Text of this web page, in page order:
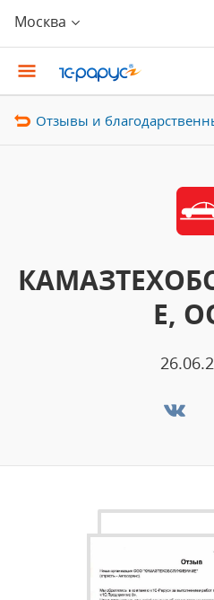
Москва
Отзывы и
Е,